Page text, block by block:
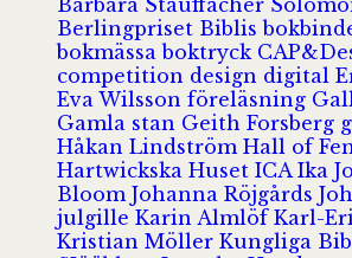
Berlingpriset Biblis
bokmässaboktryck
competition design digital
Eva Wilsson föreläsning
Gamla stan Geith Forsberg
Håkan Lindström Hall of
Hartwickska Huset ICA Ika
Bloom Johanna Röjgårds
julgille Karin Almlöf Karl-
Kristian Möller Kungliga